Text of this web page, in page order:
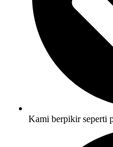
Kami berpikir seperti